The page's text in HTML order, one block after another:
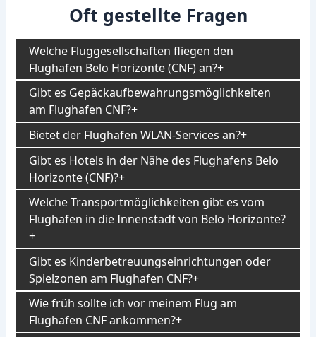
Oft gestellte Fragen
Welche Fluggesellschaften fliegen den
Flughafen Belo Horizonte (CNF) an?
Gibt es Gepäckaufbewahrungsmöglichkeiten
am Flughafen CNF?
Bietet der Flughafen WLAN-Services an?
Gibt es Hotels in der Nähe des Flughafens Belo
Horizonte (CNF)?
Welche Transportmöglichkeiten gibt es vom
Flughafen in die Innenstadt von Belo Horizonte?
Gibt es Kinderbetreuungseinrichtungen oder
Spielzonen am Flughafen CNF?
Wie früh sollte ich vor meinem Flug am
Flughafen CNF ankommen?